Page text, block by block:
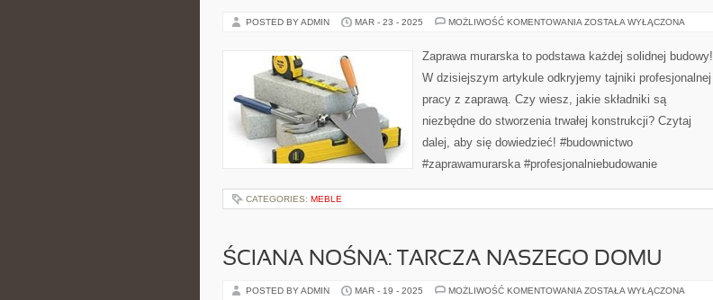
POSTED BY ADMIN MAR - 23 - 2025 MOŻLIWOŚĆ KOMENTOWANIA ZAPRAWA
PROFESJONALNEJ
BUDOWY!
ZOSTAŁA WYŁĄCZONA
Zaprawa murarska to podstawa każdej solidnej budowy!
W dzisiejszym artykule odkryjemy tajniki profesjonalnej
pracy z zaprawą. Czy wiesz, jakie składniki są
niezbędne do stworzenia trwałej konstrukcji? Czytaj
dalej, aby się dowiedzieć! #budownictwo
#zaprawamurarska #profesjonalniebudowanie
CATEGORIES: MEBLE
ŚCIANA NOŚNA: TARCZA NASZEGO DOMU
POSTED BY ADMIN MAR - 19 - 2025 MOŻLIWOŚĆ KOMENTOWANIA ŚCIANA
ZOSTAŁA WYŁĄCZONA